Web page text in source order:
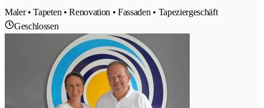
Maler • Tapeten • Renovation • Fassaden • Tapeziergeschäft
Geschlossen